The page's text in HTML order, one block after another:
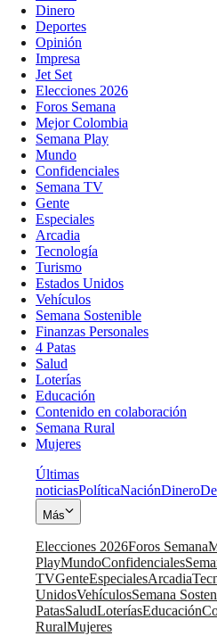
Dinero
Deportes
Opinión
Impresa
Jet Set
Elecciones 2026
Foros Semana
Mejor Colombia
Semana Play
Mundo
Confidenciales
Semana TV
Gente
Especiales
Arcadia
Tecnología
Turismo
Estados Unidos
Vehículos
Semana Sostenible
Finanzas Personales
4 Patas
Salud
Loterías
Educación
Contenido en colaboración
Semana Rural
Mujeres
Últimas
noticiasPolíticaNaciónDinero
Más
Elecciones 2026Foros Semana
PlayMundoConfidenciales
TVGenteEspecialesArcadia
UnidosVehículosSemana
PatasSaludLoteríasEducación
RuralMujeres